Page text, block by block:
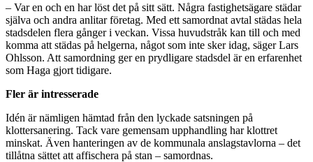
– Var en och en har löst det på sitt sätt. Några fastighetsägare städar
själva och andra anlitar företag. Med ett samordnat avtal städas hela
stadsdelen flera gånger i veckan. Vissa huvudstråk kan till och med
komma att städas på helgerna, något som inte sker idag, säger Lars
Ohlsson. Att samordning ger en prydligare stadsdel är en erfarenhet
som Haga gjort tidigare.
Fler är intresserade
Idén är nämligen hämtad från den lyckade satsningen på
klottersanering. Tack vare gemensam upphandling har klottret
minskat. Även hanteringen av de kommunala anslagstavlorna – det
tillåtna sättet att affischera på stan – samordnas.